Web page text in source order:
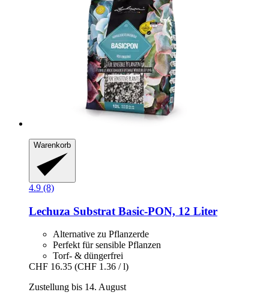
Warenkorb
4.9 (8)
Lechuza Substrat Basic-​PON, 12 Liter
Alternative zu Pflanzerde
Perfekt für sensible Pflanzen
Torf- & düngerfrei
CHF 16.35 (CHF 1.36 / l)
Zustellung bis 14. August